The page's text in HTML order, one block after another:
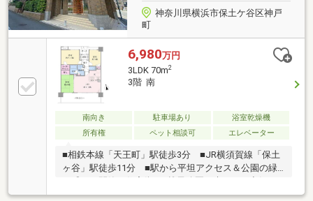
神奈川県横浜市保土ケ谷区神戸
町
6,980万円
3LDK 70m2
3階 南
南向き 駐車場あり
浴室乾燥機
所有権
ペット相談可 エレベーター
■相鉄本線「天王町」駅徒歩3分 ■JR横須賀線「保土
ヶ谷」駅徒歩11分 ■駅から平坦アクセス＆公園の緑
包まれる緑豊かな立地 ■生ごみを即座に処理するキ